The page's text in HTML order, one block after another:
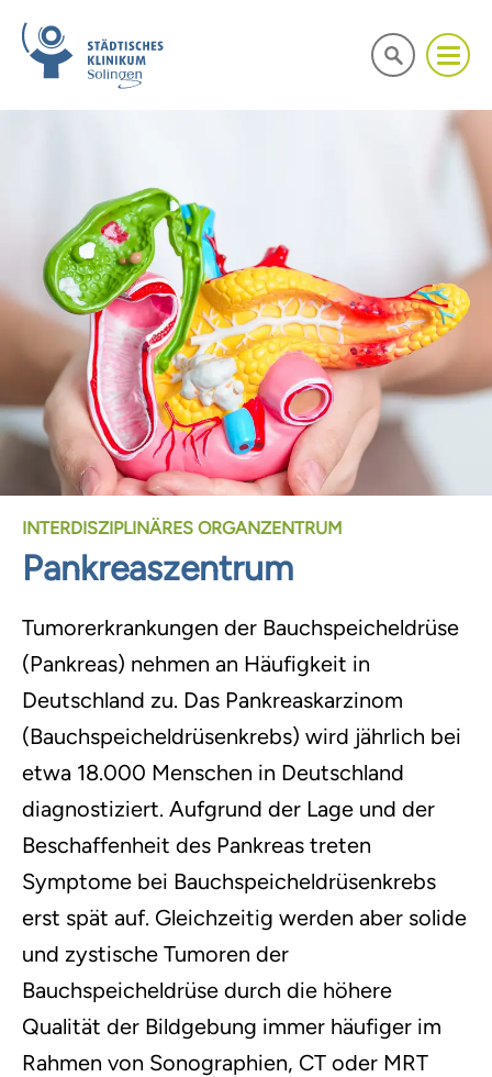
INTERDISZIPLINÄRES ORGANZENTRUM
Pankreaszentrum
Tumorerkrankungen der Bauchspeicheldrüse
(Pankreas) nehmen an Häufigkeit in
Deutschland zu. Das Pankreaskarzinom
(Bauchspeicheldrüsenkrebs) wird jährlich bei
etwa 18.000 Menschen in Deutschland
diagnostiziert. Aufgrund der Lage und der
Beschaffenheit des Pankreas treten
Symptome bei Bauchspeicheldrüsenkrebs
erst spät auf. Gleichzeitig werden aber solide
und zystische Tumoren der
Bauchspeicheldrüse durch die höhere
Qualität der Bildgebung immer häufiger im
Rahmen von Sonographien, CT oder MRT